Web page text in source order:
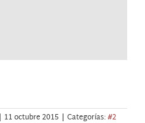
| 11 octubre 2015 | Categorías:#2